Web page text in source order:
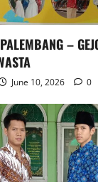
–
June 10, 2026 0